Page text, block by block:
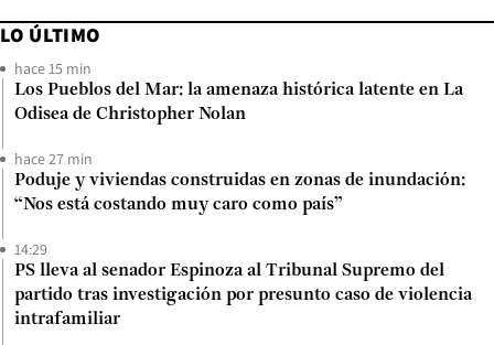
LO ÚLTIMO
hace 15 min
Los Pueblos del Mar: la amenaza histórica latente en La
Odisea de Christopher Nolan
hace 27 min
Poduje y viviendas construidas en zonas de inundación:
“Nos está costando muy caro como país”
14:29
PS lleva al senador Espinoza al Tribunal Supremo del
partido tras investigación por presunto caso de violencia
intrafamiliar